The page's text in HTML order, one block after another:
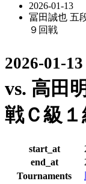
2026-01-13
冨田誠也 五
９回戦
2026-01-
vs. 高田
戦Ｃ級
start_at
end_at
Tournaments